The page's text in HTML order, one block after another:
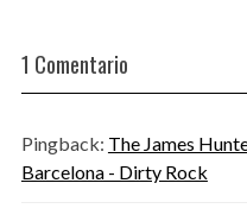
1 Comentario
Pingback: The James
Barcelona - Dirty Rock